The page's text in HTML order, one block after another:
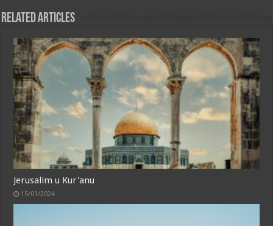
Related Articles
Jerusalim u Kur'anu
15/01/2024